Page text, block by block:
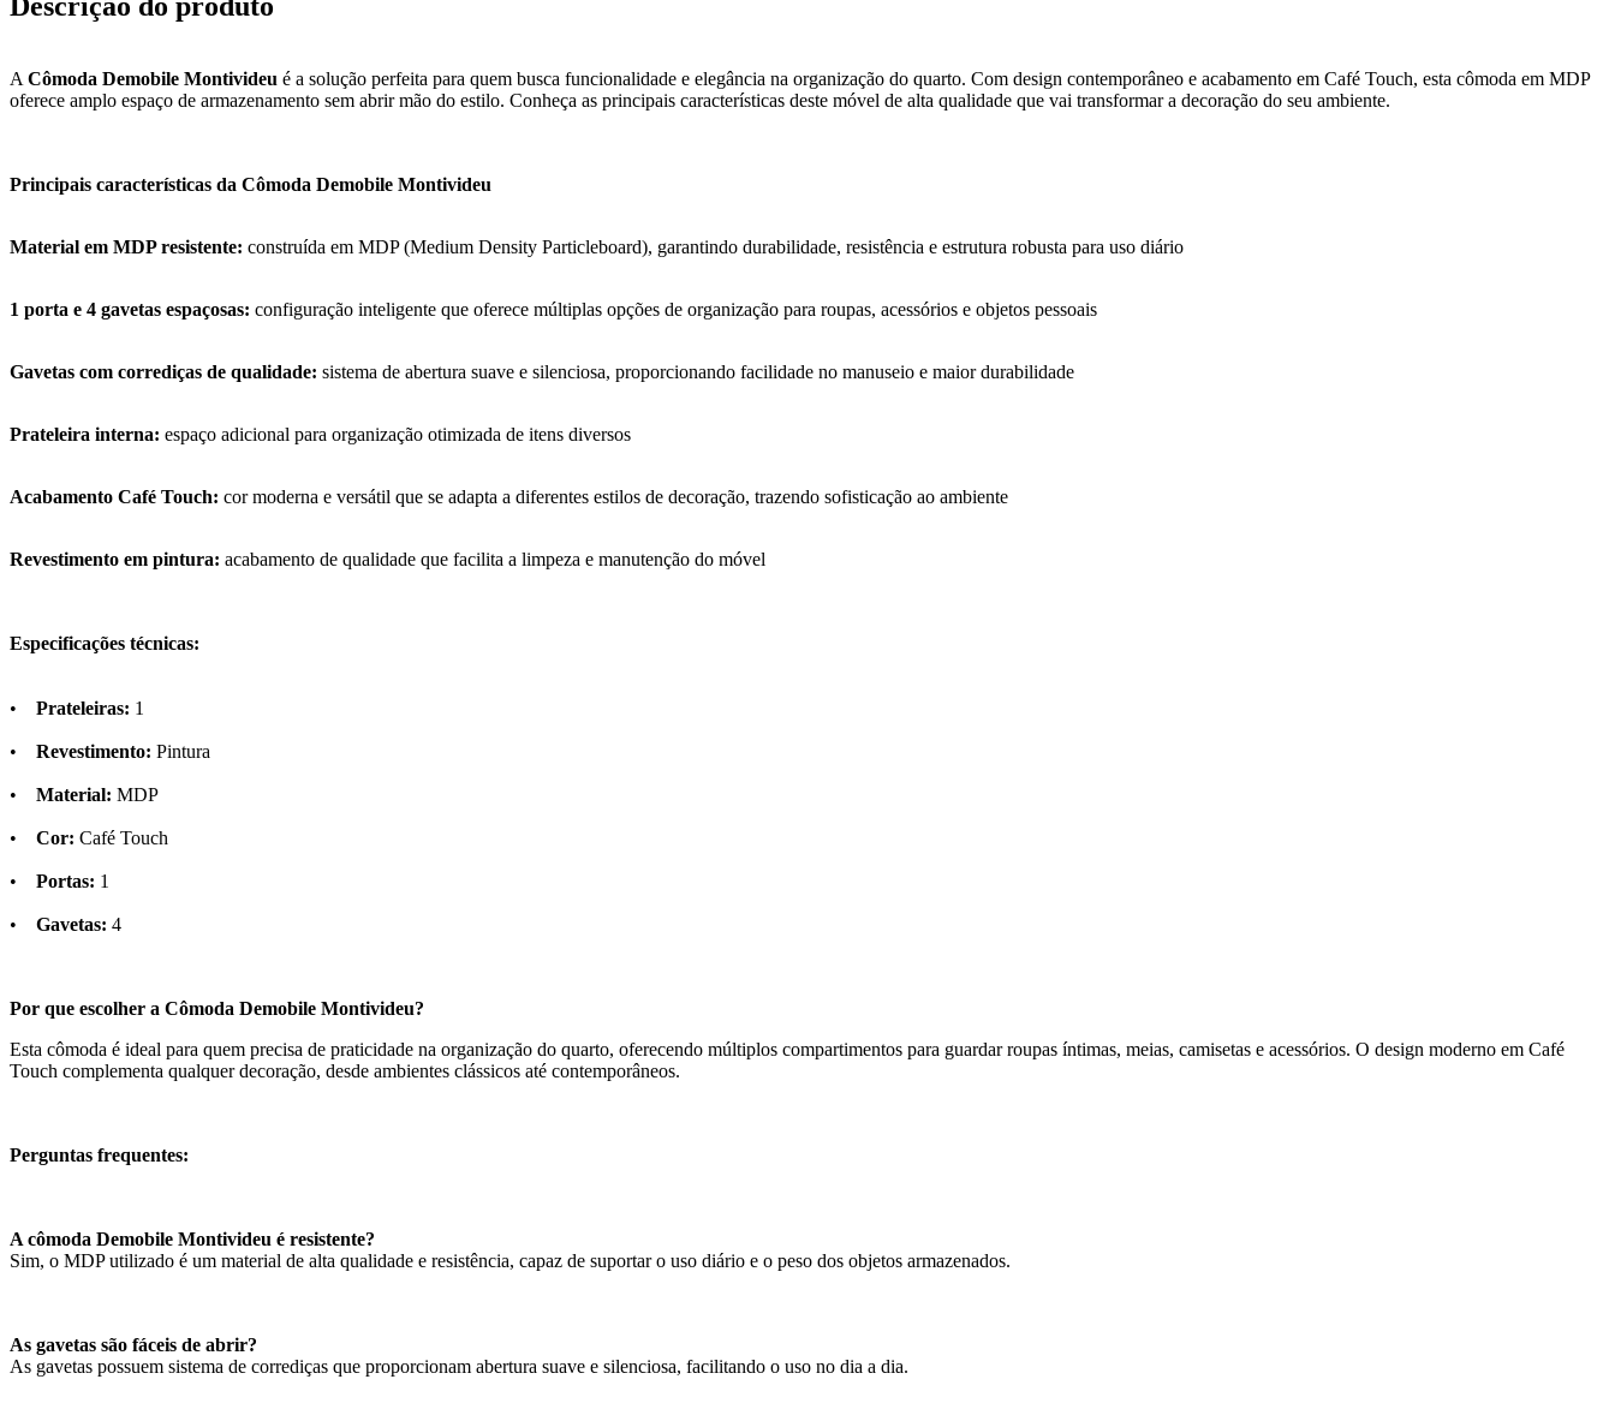
Descrição do produto
A Cômoda Demobile Montivideu é a solução perfeita para quem busca funcionalidade e elegância na organização do quarto. Com design contemporâneo e acabamento em Café Touch, esta cômoda em MDP
oferece amplo espaço de armazenamento sem abrir mão do estilo. Conheça as principais características deste móvel de alta qualidade que vai transformar a decoração do seu ambiente.
Principais características da Cômoda Demobile Montivideu
Material em MDP resistente: construída em MDP (Medium Density Particleboard), garantindo durabilidade, resistência e estrutura robusta para uso diário
1 porta e 4 gavetas espaçosas: configuração inteligente que oferece múltiplas opções de organização para roupas, acessórios e objetos pessoais
Gavetas com corrediças de qualidade: sistema de abertura suave e silenciosa, proporcionando facilidade no manuseio e maior durabilidade
Prateleira interna: espaço adicional para organização otimizada de itens diversos
Acabamento Café Touch: cor moderna e versátil que se adapta a diferentes estilos de decoração, trazendo sofisticação ao ambiente
Revestimento em pintura: acabamento de qualidade que facilita a limpeza e manutenção do móvel
Especificações técnicas:
• Prateleiras: 1
• Revestimento: Pintura
• Material: MDP
• Cor: Café Touch
• Portas: 1
• Gavetas: 4
Por que escolher a Cômoda Demobile Montivideu?
Esta cômoda é ideal para quem precisa de praticidade na organização do quarto, oferecendo múltiplos compartimentos para guardar roupas íntimas, meias, camisetas e acessórios. O design moderno em Café
Touch complementa qualquer decoração, desde ambientes clássicos até contemporâneos.
Perguntas frequentes:
A cômoda Demobile Montivideu é resistente?
Sim, o MDP utilizado é um material de alta qualidade e resistência, capaz de suportar o uso diário e o peso dos objetos armazenados.
As gavetas são fáceis de abrir?
As gavetas possuem sistema de corrediças que proporcionam abertura suave e silenciosa, facilitando o uso no dia a dia.